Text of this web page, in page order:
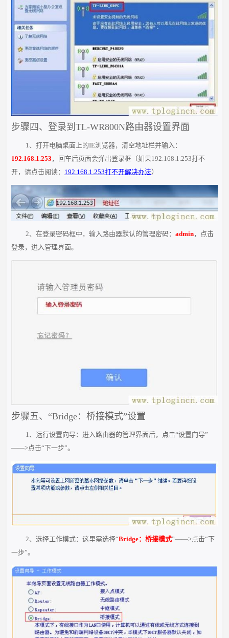
步骤四、登录到TL-WR800N路由器设置界面
1、打开电脑桌面上的IE浏览器，清空地址栏并输入：
192.168.1.253 ，回车后页面会弹出登录框（如果192.168.1.253打不
开，请点击阅读： 192.168.1.253打不开解决办法）
2、在登录密码框中，输入路由器默认的管理密码： admin，点击
登录，进入管理界面。
步骤五、“Bridge：桥接模式”设置
1、运行设置向导：进入路由器的管理界面后，点击“设置向导”
——>点击“下一步”。
2、选择工作模式：这里需选择“Bridge：桥接模式”——>点击“下
一步”。